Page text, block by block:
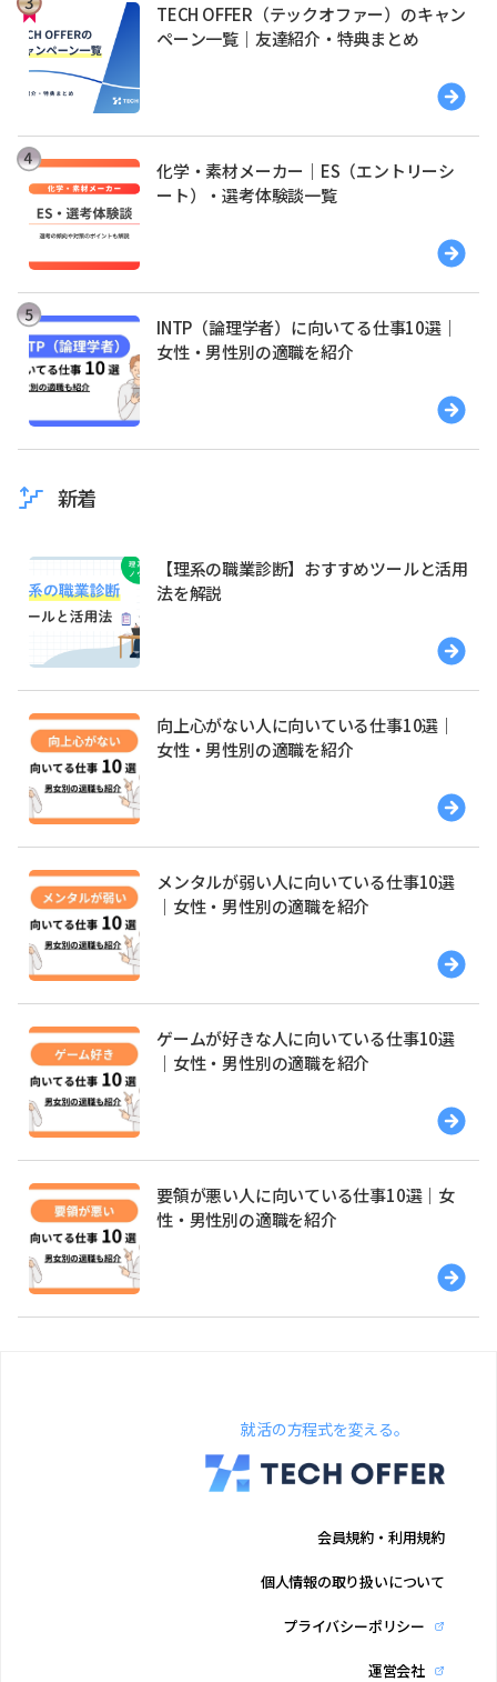
TECH OFFER（テックオファー）のキャン
ペーン一覧｜友達紹介・特典まとめ
化学・素材メーカー｜ES（エントリーシ
ート）・選考体験談一覧
INTP（論理学者）に向いてる仕事10選｜
女性・男性別の適職を紹介
新着
【理系の職業診断】おすすめツールと活用
法を解説
向上心がない人に向いている仕事10選｜
女性・男性別の適職を紹介
メンタルが弱い人に向いている仕事10選
｜女性・男性別の適職を紹介
ゲームが好きな人に向いている仕事10選
｜女性・男性別の適職を紹介
要領が悪い人に向いている仕事10選｜女
性・男性別の適職を紹介
就活の方程式を変える。
会員規約・利用規約
個人情報の取り扱いについて
プライバシーポリシー
運営会社